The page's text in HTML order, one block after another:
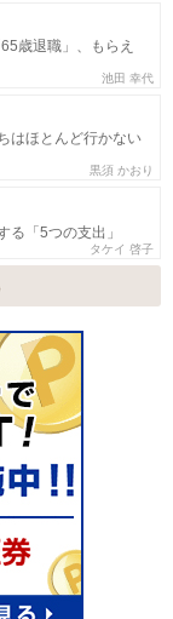
歳退職」、もらえ
池田 幸代
はほとんど行かない
黒須 かおり
る「5つの支出」
タケイ 啓子